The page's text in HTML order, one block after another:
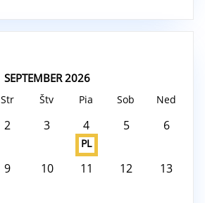
SEPTEMBER 2026
Str Štv Pia Sob Ned
2 3 4
PL
5 6
9 10 11 12 13